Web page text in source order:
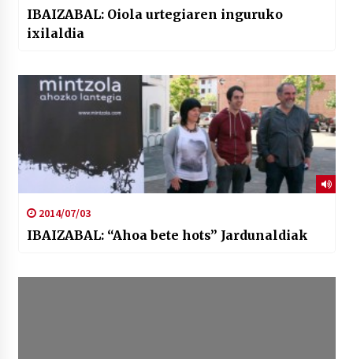
IBAIZABAL: Oiola urtegiaren inguruko
ixilaldia
2014/07/03
IBAIZABAL: “Ahoa bete hots” Jardunaldiak